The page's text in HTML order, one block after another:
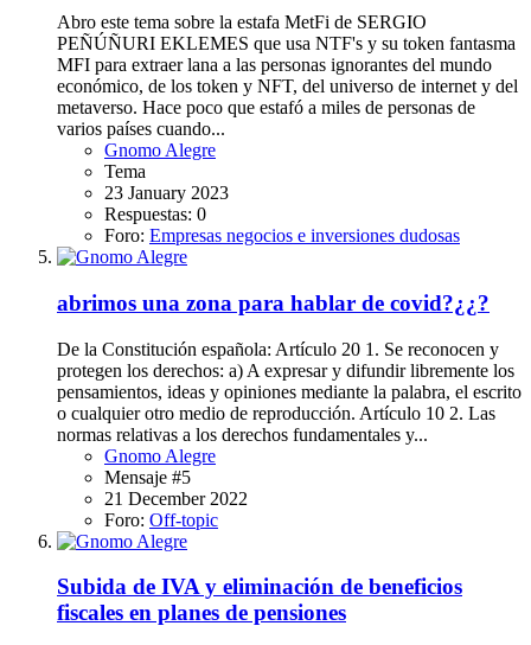
Abro este tema sobre la estafa MetFi de SERGIO
PEÑÚÑURI EKLEMES que usa NTF's y su token fantasma
MFI para extraer lana a las personas ignorantes del mundo
económico, de los token y NFT, del universo de internet y del
metaverso. Hace poco que estafó a miles de personas de
varios países cuando...
Gnomo Alegre
Tema
23 January 2023
Respuestas: 0
Foro: Empresas negocios e inversiones dudosas
abrimos una zona para hablar de covid?¿¿?
De la Constitución española: Artículo 20 1. Se reconocen y
protegen los derechos: a) A expresar y difundir libremente los
pensamientos, ideas y opiniones mediante la palabra, el escrito
o cualquier otro medio de reproducción. Artículo 10 2. Las
normas relativas a los derechos fundamentales y...
Gnomo Alegre
Mensaje #5
21 December 2022
Foro: Off-topic
Subida de IVA y eliminación de beneficios
fiscales en planes de pensiones